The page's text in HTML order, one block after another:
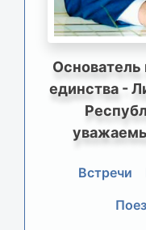
Основатель
единства -
Встречи